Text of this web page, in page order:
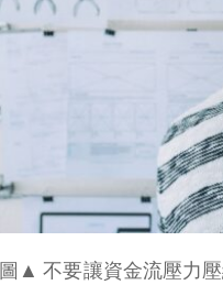
圖▲ 不要讓資金流壓力